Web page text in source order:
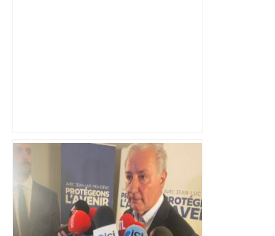
Un tilleul centenaire va être abattu à
Toulouse "afin de prévenir un risque de
chute sur la façade", et deux nouveaux
arbres seront plantés à la place –
ladepeche.fr